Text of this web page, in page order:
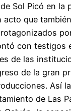
Sol Picó en la
acto que
con testigos
de las
de la gran
Así
de Las